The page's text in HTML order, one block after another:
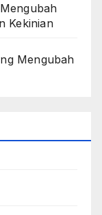
Kekinian
Mengubah